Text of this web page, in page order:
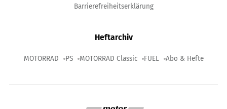
Barrierefreiheitserklärung
Heftarchiv
MOTORRAD PS MOTORRAD Classic FUEL Abo & Hefte